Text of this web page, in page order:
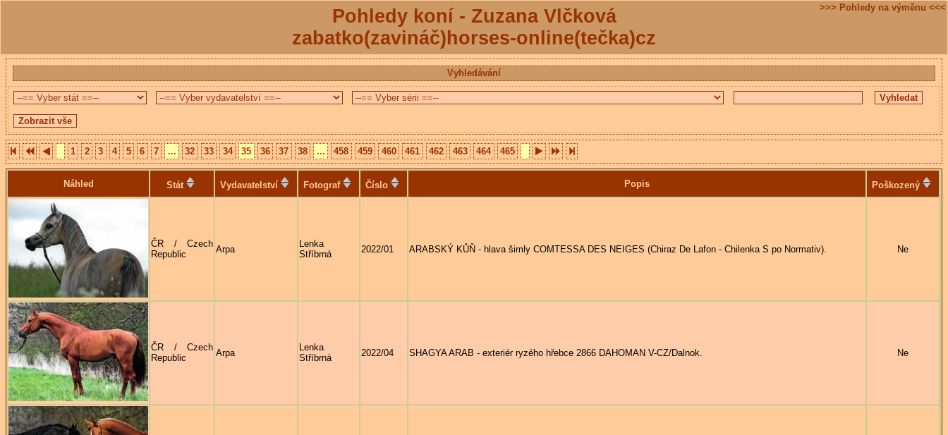
Pohledy koní - Zuzana Vlčková
zabatko(zavináč)horses-online(tečka)cz
>>> Pohledy na výměnu <<<
Vyhledávání
1 2 3 4 5 6 7 ... 32 33 34 35 36 37 38 ... 458 459 460 461 462 463 464 465
Náhled Stát Vydavatelství Fotograf Číslo Popis Poškozený
ČR / Czech
Republic
Arpa
Lenka
Stříbrná
2022/01 ARABSKÝ KŮŇ - hlava šimly COMTESSA DES NEIGES (Chiraz De Lafon - Chilenka S po Normativ). Ne
ČR / Czech
Republic
Arpa
Lenka
Stříbrná
2022/04 SHAGYA ARAB - exteriér ryzého hřebce 2866 DAHOMAN V-CZ/Dalnok. Ne